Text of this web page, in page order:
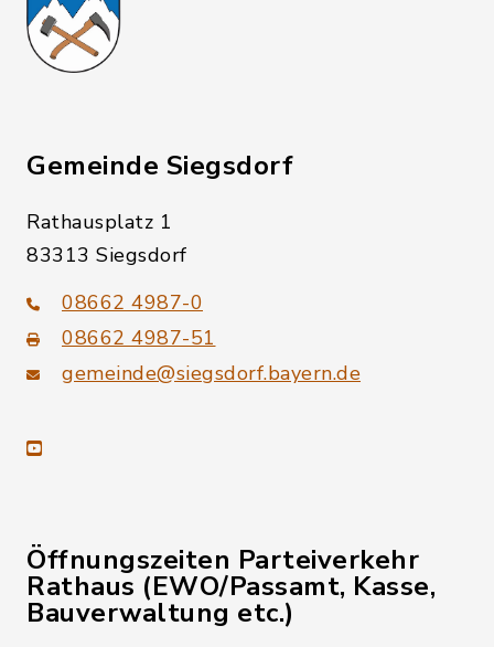
Gemeinde Siegsdorf
Rathausplatz 1
83313 Siegsdorf
08662 4987-0
08662 4987-51
gemeinde@siegsdorf.bayern.de
youtube
Öffnungszeiten Parteiverkehr
Rathaus (EWO/Passamt, Kasse,
Bauverwaltung etc.)